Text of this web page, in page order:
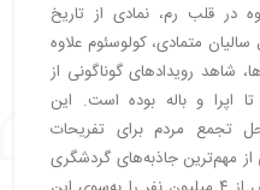
در قلب رم، نمادی از تاریخ
متمادی، کولوسئوم علاوه
شاهد رویدادهای گوناگونی از
اپرا و باله بوده است. این
تجمع مردم برای تفریحات
از مهم‌ترین جاذبه‌های گردشگری